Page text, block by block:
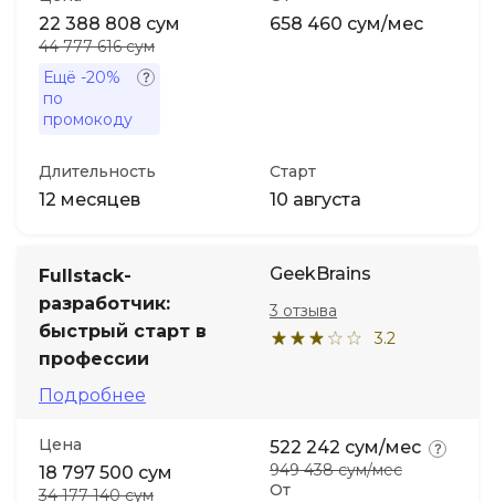
22 388 808 сум
44 777 616 сум
Ещё -20%
по
промокоду
658 460 сум/мес
Длительность
12 месяцев
Старт
10 августа
Fullstack-
разработчик:
быстрый старт в
профессии
Подробнее
GeekBrains
3.2
3 отзыва
Цена
18 797 500 сум
34 177 140 сум От
522 242 сум/мес
949 438 сум/мес